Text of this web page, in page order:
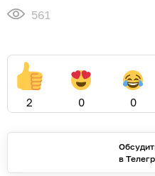
561
2 0 0
в